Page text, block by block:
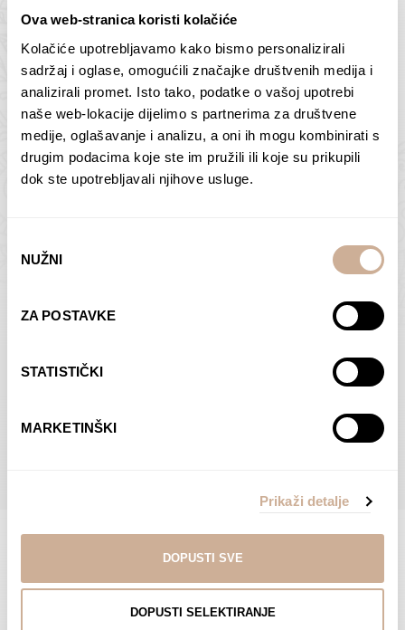
Ova web-stranica koristi kolačiće
Kolačiće upotrebljavamo kako bismo personalizirali
sadržaj i oglase, omogućili značajke društvenih medija i
analizirali promet. Isto tako, podatke o vašoj upotrebi
naše web-lokacije dijelimo s partnerima za društvene
medije, oglašavanje i analizu, a oni ih mogu kombinirati s
drugim podacima koje ste im pružili ili koje su prikupili
dok ste upotrebljavali njihove usluge.
pristanka
NUŽNI
ZA POSTAVKE
STATISTIČKI
MARKETINŠKI
Prikaži detalje
DOPUSTI SVE
DOPUSTI SELEKTIRANJE
Butan – ljudi 2
75,00€ – 138,00€Raspon
cijena:
od
75,00 €
138,00 €
ODABERI OPCIJE
Antarktika – krajolik
2
75,00€ – 138,00€Raspon
cijena:
od
ODABERI OPCIJE
Dolac
ODABERI OPCIJE
Moreškanti – sjena
€Raspon
od
75,00 €
do
138,00 €
ODABERI OPCIJE
POGLEDAJTE SVE PROIZVODE U OVOJ KATEGORIJI
Limited Edition Fotografije